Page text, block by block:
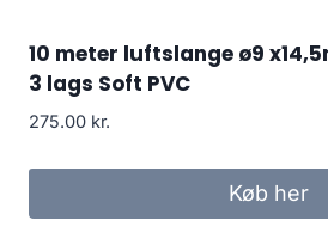
10 meter luftslange ø9
3 lags Soft PVC
275.00 kr.
Køb her